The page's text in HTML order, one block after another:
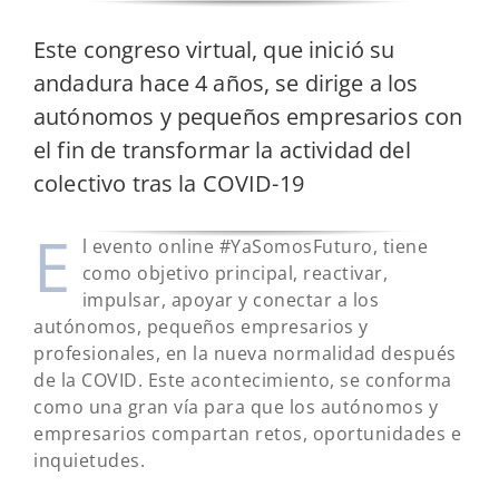
Este congreso virtual, que inició su
andadura hace 4 años, se dirige a los
autónomos y pequeños empresarios con
el fin de transformar la actividad del
colectivo tras la COVID-19
E
l evento online #YaSomosFuturo, tiene
como objetivo principal, reactivar,
impulsar, apoyar y conectar a los
autónomos, pequeños empresarios y
profesionales, en la nueva normalidad después
de la COVID. Este acontecimiento, se conforma
como una gran vía para que los autónomos y
empresarios compartan retos, oportunidades e
inquietudes.